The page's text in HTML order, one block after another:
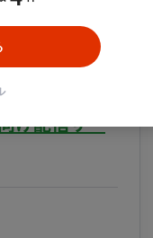
ンの環境。開
度を導⼊
含め検討。 プ
エンドやイン
兼務） 〇
け配信サー